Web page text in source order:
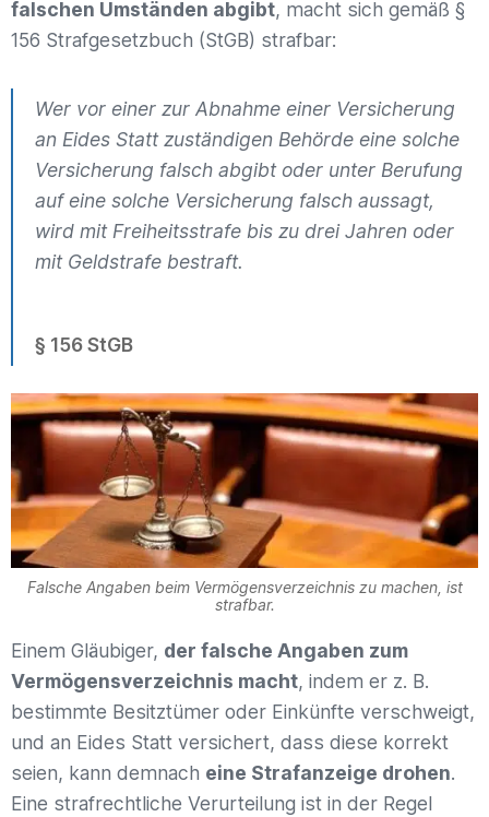
falschen Umständen abgibt, macht sich gemäß §
156 Strafgesetzbuch (StGB) strafbar:
Wer vor einer zur Abnahme einer Versicherung
an Eides Statt zuständigen Behörde eine solche
Versicherung falsch abgibt oder unter Berufung
auf eine solche Versicherung falsch aussagt,
wird mit Freiheitsstrafe bis zu drei Jahren oder
mit Geldstrafe bestraft.
§ 156 StGB
Falsche Angaben beim Vermögensverzeichnis zu machen, ist
strafbar.
Einem Gläubiger, der falsche Angaben zum
Vermögensverzeichnis macht, indem er z. B.
bestimmte Besitztümer oder Einkünfte verschweigt,
und an Eides Statt versichert, dass diese korrekt
seien, kann demnach eine Strafanzeige drohen.
Eine strafrechtliche Verurteilung ist in der Regel